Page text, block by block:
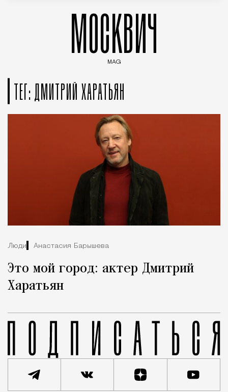
МОСКВИЧ
MAG
ТЕГ: ДМИТРИЙ ХАРАТЬЯН
Люди Анастасия Барышева
Это мой город: актер Дмитрий
Харатьян